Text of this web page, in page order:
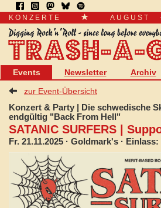
KONZERTE AUGUST
Events Newsletter Archiv
zur Event-Übersicht
Konzert & Party | Die schwedische
endgültig "Back From Hell"
SATANIC SURFERS |
Fr. 21.11.2025 · Goldmark's ·